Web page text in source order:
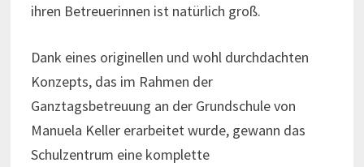
ihren Betreuerinnen ist natürlich groß.
Dank eines originellen und wohl durchdachten
Konzepts, das im Rahmen der
Ganztagsbetreuung an der Grundschule von
Manuela Keller erarbeitet wurde, gewann das
Schulzentrum eine komplette